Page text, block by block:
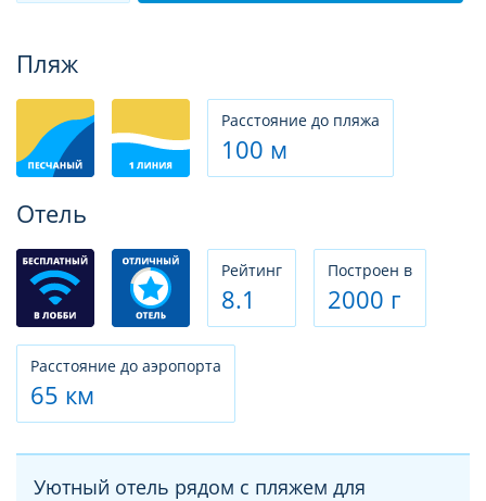
Пляж
Расстояние до пляжа
100 м
Отель
Рeйтинг
8.1
Построен в
2000 г
Расстояние до аэропорта
65 км
Уютный отель рядом с пляжем для